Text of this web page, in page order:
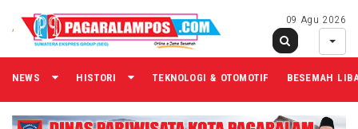
09 Agu 2026
NEWS HISTORI TEKNOLOGI & OTOMOTIF BESEMAH